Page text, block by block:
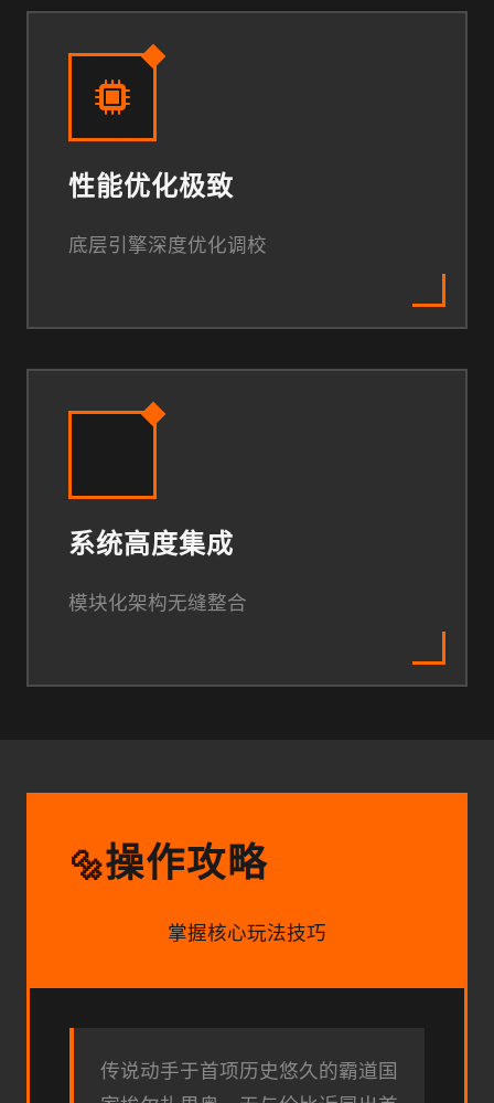
性能优化极致
底层引擎深度优化调校
系统高度集成
模块化架构无缝整合
🔩操作攻略
掌握核心玩法技巧
传说动手于首项历史悠久的霸道国